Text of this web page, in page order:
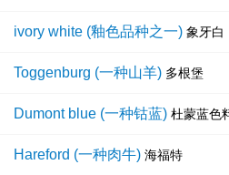
ivory white (釉色品种之一) 象牙白
Toggenburg (一种山羊) 多根堡
Dumont blue (一种钴蓝) 杜蒙蓝色
Hareford (一种肉牛) 海福特